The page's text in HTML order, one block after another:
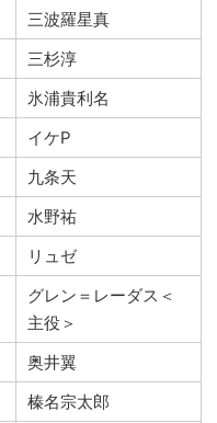
三波羅星真
三杉淳
氷浦貴利名
イケP
九条天
水野祐
リュゼ
グレン＝レーダス＜
主役＞
奥井翼
榛名宗太郎